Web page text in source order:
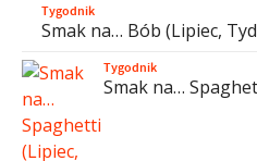
Tygodnik
Smak na… Bób (Lipiec,
Tygodnik
Smak na…